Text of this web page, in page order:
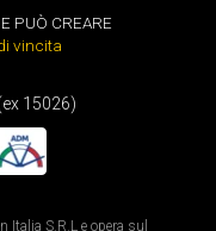
PUÒ CREARE
vincita
15026)
S.R.L e opera sul